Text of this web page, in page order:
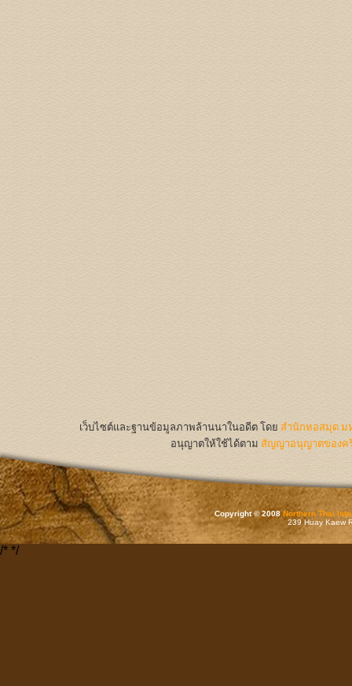
เว็บไซต์และฐานข้อมูลภาพล้านนาในอดีต โดย สำนักหอสมุด ม
อนุญาตให้ใช้ได้ตาม สัญญาอนุญาตของค
Copyright © 2008Northern Thai
239 Huay Kaew
/* */